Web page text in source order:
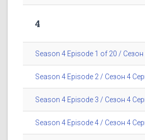
4
Season 4 Episode 1 of 20 / Сезон
Season 4 Episode 2 / Сезон 4
Season 4 Episode 3 / Сезон 4
Season 4 Episode 4 / Сезон 4